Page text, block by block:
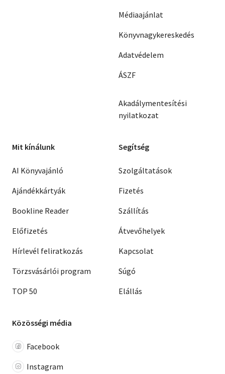
Médiaajánlat
Könyvnagykereskedés
Adatvédelem
ÁSZF
Akadálymentesítési
nyilatkozat
Mit kínálunk
AI Könyvajánló
Ajándékkártyák
Bookline Reader
Előfizetés
Hírlevél feliratkozás
Törzsvásárlói program
TOP 50
Segítség
Szolgáltatások
Fizetés
Szállítás
Átvevőhelyek
Kapcsolat
Súgó
Elállás
Közösségi média
Facebook
Instagram